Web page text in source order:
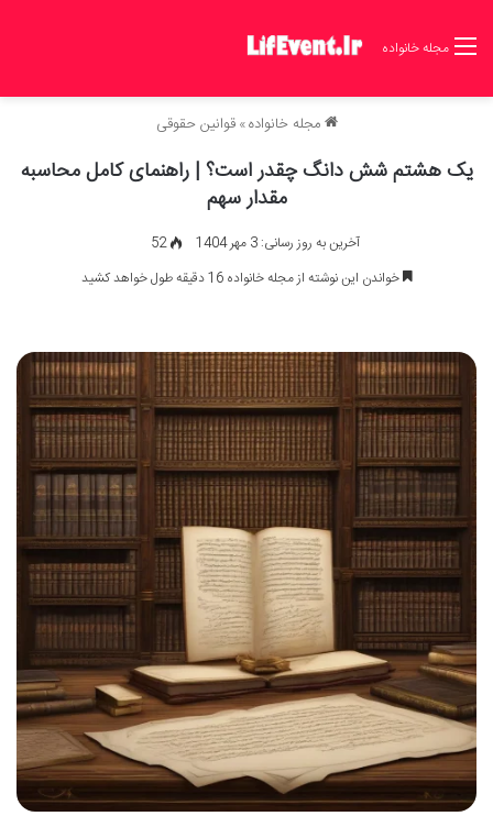
مجله خانواده
مجله خانواده» قوانین حقوقی
یک هشتم شش دانگ چقدر است؟ | راهنمای کامل محاسبه
مقدار سهم
آخرین به روز رسانی: 3 مهر 1404
52
خواندن این نوشته از مجله خانواده 16 دقیقه طول خواهد کشید